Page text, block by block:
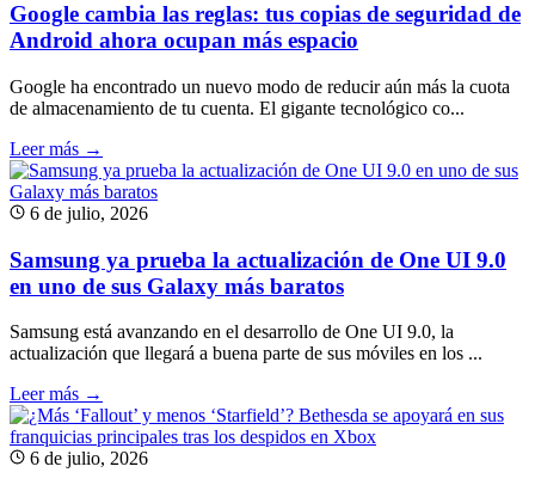
Google cambia las reglas: tus copias de seguridad de
Android ahora ocupan más espacio
Google ha encontrado un nuevo modo de reducir aún más la cuota
de almacenamiento de tu cuenta. El gigante tecnológico co...
Leer más →
6 de julio, 2026
Samsung ya prueba la actualización de One UI 9.0
en uno de sus Galaxy más baratos
Samsung está avanzando en el desarrollo de One UI 9.0, la
actualización que llegará a buena parte de sus móviles en los ...
Leer más →
6 de julio, 2026